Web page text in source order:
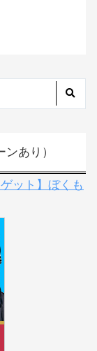
あり）
ット】ぼくも